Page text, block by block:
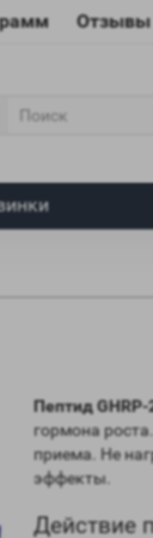
Отзывы
Пептид GHRP-
гормона
приема. Не
эффекты.
Действие